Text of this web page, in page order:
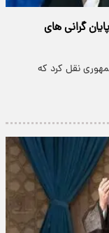
گرانی‌ های
نقل کرد که